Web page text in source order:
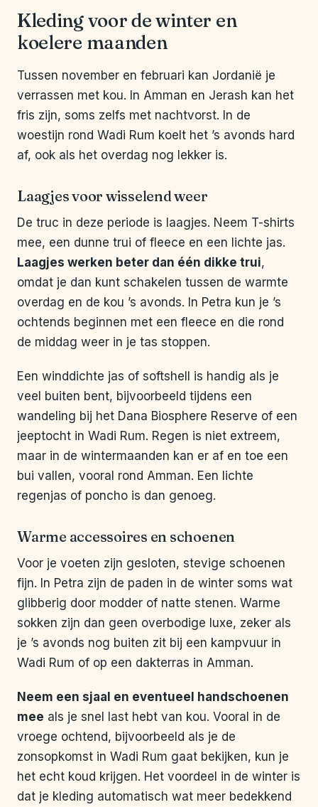
Kleding voor de winter en
koelere maanden
Tussen november en februari kan Jordanië je
verrassen met kou. In Amman en Jerash kan het
fris zijn, soms zelfs met nachtvorst. In de
woestijn rond Wadi Rum koelt het ’s avonds hard
af, ook als het overdag nog lekker is.
Laagjes voor wisselend weer
De truc in deze periode is laagjes. Neem T-shirts
mee, een dunne trui of fleece en een lichte jas.
Laagjes werken beter dan één dikke trui,
omdat je dan kunt schakelen tussen de warmte
overdag en de kou ’s avonds. In Petra kun je ’s
ochtends beginnen met een fleece en die rond
de middag weer in je tas stoppen.
Een winddichte jas of softshell is handig als je
veel buiten bent, bijvoorbeeld tijdens een
wandeling bij het Dana Biosphere Reserve of een
jeeptocht in Wadi Rum. Regen is niet extreem,
maar in de wintermaanden kan er af en toe een
bui vallen, vooral rond Amman. Een lichte
regenjas of poncho is dan genoeg.
Warme accessoires en schoenen
Voor je voeten zijn gesloten, stevige schoenen
fijn. In Petra zijn de paden in de winter soms wat
glibberig door modder of natte stenen. Warme
sokken zijn dan geen overbodige luxe, zeker als
je ’s avonds nog buiten zit bij een kampvuur in
Wadi Rum of op een dakterras in Amman.
Neem een sjaal en eventueel handschoenen
mee als je snel last hebt van kou. Vooral in de
vroege ochtend, bijvoorbeeld als je de
zonsopkomst in Wadi Rum gaat bekijken, kun je
het echt koud krijgen. Het voordeel in de winter is
dat je kleding automatisch wat meer bedekkend